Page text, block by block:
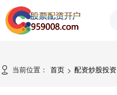
当前位置： 首页 > 配资炒股投资